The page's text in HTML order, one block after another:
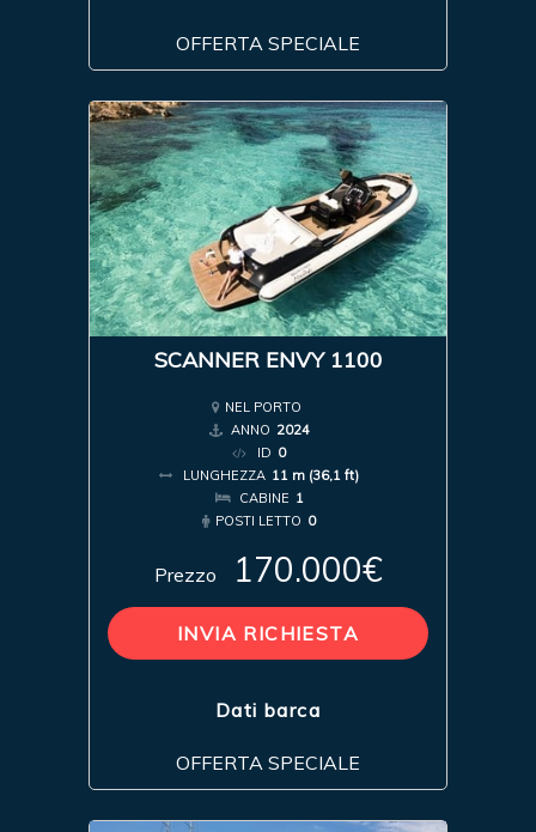
OFFERTA SPECIALE
SCANNER ENVY 1100
NEL PORTO
ANNO 2024
ID 0
LUNGHEZZA 11 m (36,1 ft)
CABINE 1
POSTI LETTO 0
Prezzo 170.000€
INVIA RICHIESTA
Dati barca
OFFERTA SPECIALE